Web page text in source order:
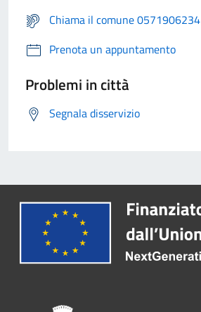
Chiama il comune 0571906234
Prenota un appuntamento
Problemi in città
Segnala disservizio